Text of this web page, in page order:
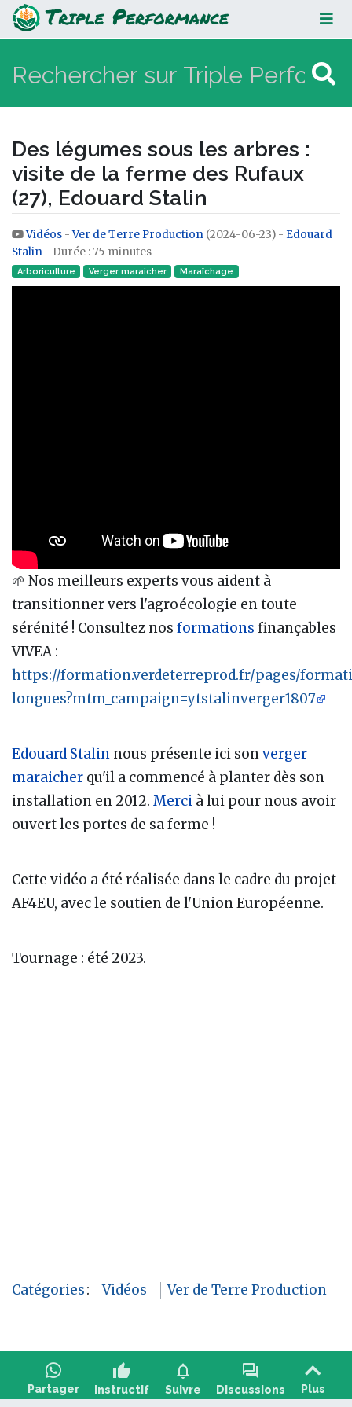
Des légumes sous les arbres : visite
de la ferme des Rufaux (27),
Edouard Stalin
Des légumes sous les arbres :
visite de la ferme des Rufaux
(27), Edouard Stalin
Aller à :navigation,rechercher
Vidéos -Ver de Terre Production (2024-06-23) - Edouard
Stalin - Durée : 75 minutes
Arboriculture Verger maraicher Maraîchage
🌱 Nos meilleurs experts vous aident à
transitionner vers l'agroécologie en toute
sérénité ! Consultez nos formations finançables
VIVEA :
https://formation.verdeterreprod.fr/pages/
longues?mtm_campaign=ytstalinverger1807
Edouard Stalin nous présente ici sonverger
maraicher qu'il a commencé à planter dès son
installation en 2012. Merci à lui pour nous avoir
ouvert les portes de sa ferme !
Cette vidéo a été réalisée dans le cadre du projet
AF4EU, avec le soutien de l'Union Européenne.
Tournage : été 2023.
Catégories: Vidéos Ver de Terre Production
Partager
thumb_up
Instructif
notifications
Suivre
forum
Discussions Plus